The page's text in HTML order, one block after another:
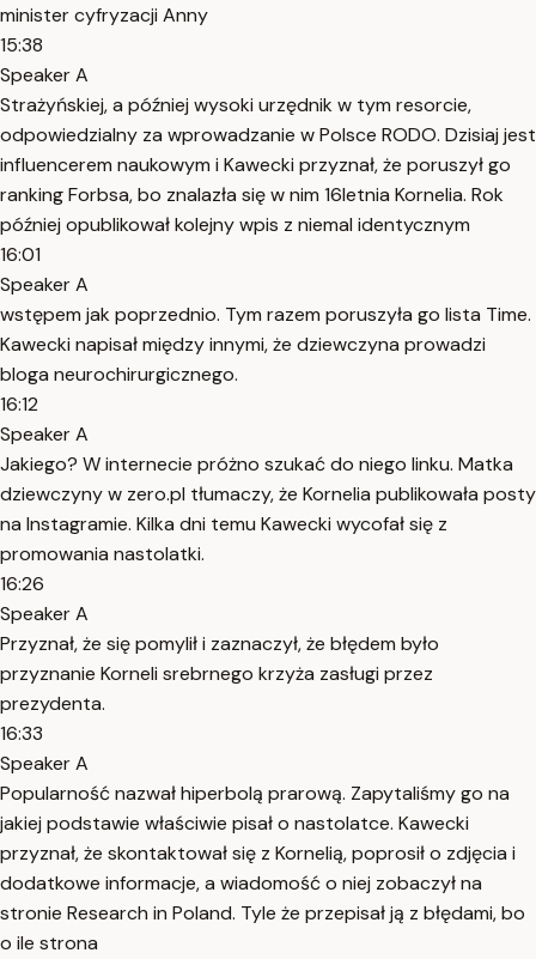
minister cyfryzacji Anny
15:38
Speaker A
Strażyńskiej, a później wysoki urzędnik w tym resorcie,
odpowiedzialny za wprowadzanie w Polsce RODO. Dzisiaj jest
influencerem naukowym i Kawecki przyznał, że poruszył go
ranking Forbsa, bo znalazła się w nim 16letnia Kornelia. Rok
później opublikował kolejny wpis z niemal identycznym
16:01
Speaker A
wstępem jak poprzednio. Tym razem poruszyła go lista Time.
Kawecki napisał między innymi, że dziewczyna prowadzi
bloga neurochirurgicznego.
16:12
Speaker A
Jakiego? W internecie próżno szukać do niego linku. Matka
dziewczyny w zero.pl tłumaczy, że Kornelia publikowała posty
na Instagramie. Kilka dni temu Kawecki wycofał się z
promowania nastolatki.
16:26
Speaker A
Przyznał, że się pomylił i zaznaczył, że błędem było
przyznanie Korneli srebrnego krzyża zasługi przez
prezydenta.
16:33
Speaker A
Popularność nazwał hiperbolą prarową. Zapytaliśmy go na
jakiej podstawie właściwie pisał o nastolatce. Kawecki
przyznał, że skontaktował się z Kornelią, poprosił o zdjęcia i
dodatkowe informacje, a wiadomość o niej zobaczył na
stronie Research in Poland. Tyle że przepisał ją z błędami, bo
o ile strona